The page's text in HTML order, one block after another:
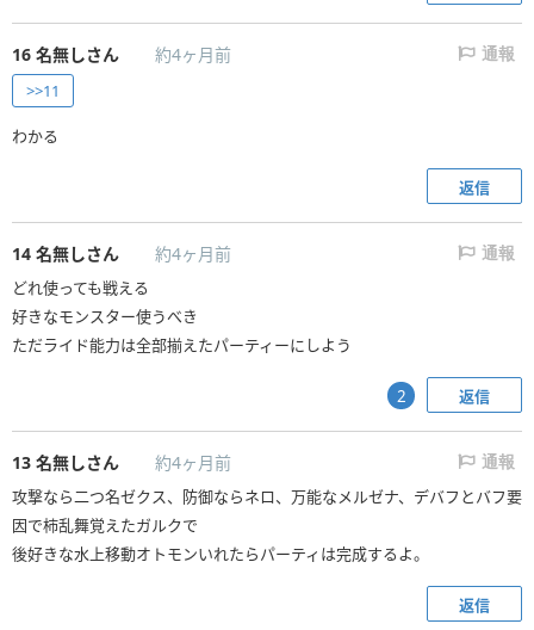
16 名無しさん 約4ヶ月前 通報
>>11
わかる
返信
14 名無しさん 約4ヶ月前 通報
どれ使っても戦える
好きなモンスター使うべき
ただライド能力は全部揃えたパーティーにしよう
返信
2
13 名無しさん 約4ヶ月前 通報
攻撃なら二つ名ゼクス、防御ならネロ、万能なメルゼナ、デバフとバフ要
因で柿乱舞覚えたガルクで
後好きな水上移動オトモンいれたらパーティは完成するよ。
返信